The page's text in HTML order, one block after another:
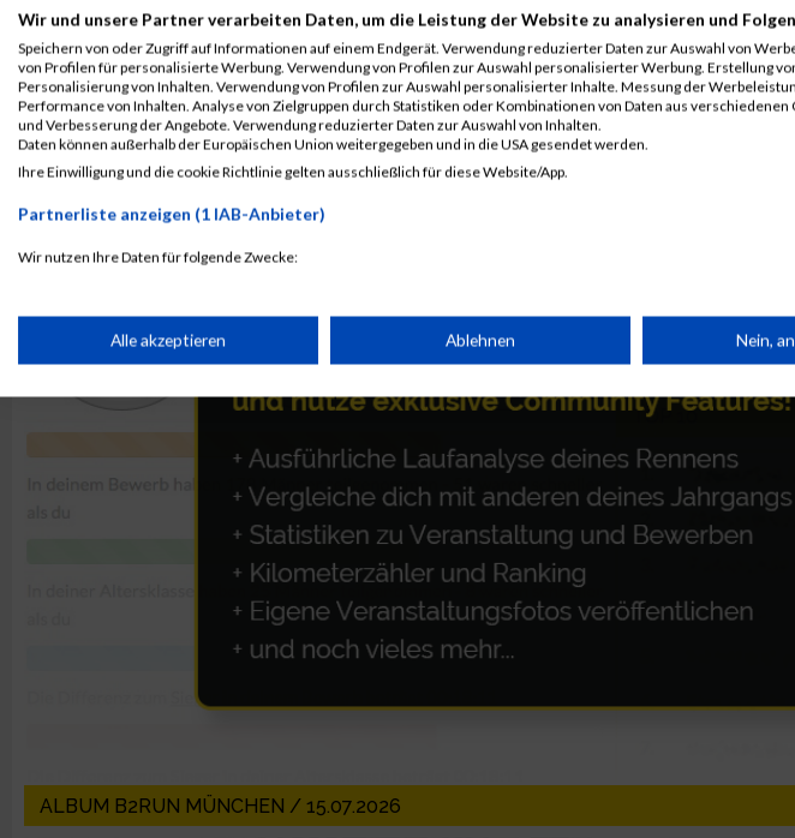
Kontaktformular / Fragen
zur Zeitmessung
Hanna Neumann
ALBUM B2RUN MÜNCHEN / 15.07.2026
Wir und unsere Partner verarbeiten Daten, um die Leistung der Website zu analysieren und
Speichern von oder Zugriff auf Informationen auf einem Endgerät. Verwendung reduzierter Daten zur Auswahl von
von Profilen für personalisierte Werbung. Verwendung von Profilen zur Auswahl personalisierter Werbung. Erstellung
Personalisierung von Inhalten. Verwendung von Profilen zur Auswahl personalisierter Inhalte. Messung der
Performance von Inhalten. Analyse von Zielgruppen durch Statistiken oder Kombinationen von Daten aus
und Verbesserung der Angebote. Verwendung reduzierter Daten zur Auswahl von Inhalten.
Daten können außerhalb der Europäischen Union weitergegeben und in die USA gesendet werden.
Ihre Einwilligung und die cookie Richtlinie gelten ausschließlich für diese Website/App.
Partnerliste anzeigen (1 IAB-Anbieter)
Wir nutzen Ihre Daten für folgende Zwecke:
Speichern von oder Zugriff auf Informationen auf einem Endgerät
Verwendung reduzierter Daten zur Auswahl von Werbeanzeigen
Erstellung von Profilen für personalisierte Werbung
Verwendung von Profilen zur Auswahl personalisierter Werbung
Verwendung von Profilen zur Auswahl personalisierter Inhalte
Messung der Werbeleistung
Alle akzeptieren Ablehnen Nein,